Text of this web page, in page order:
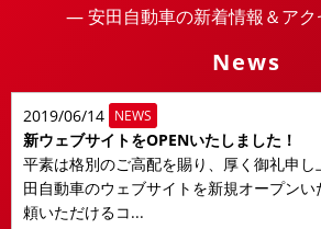
― 安田自動車の新着情報＆ア
News
2019/06/14 NEWS
新ウェブサイトをOPENいたしました！
平素は格別のご高配を賜り、厚く御礼申
田自動車のウェブサイトを新規オープン
頼いただけるコ...